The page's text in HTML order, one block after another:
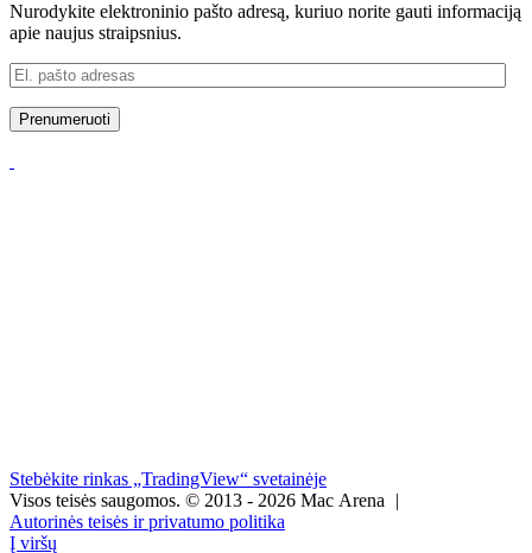
Nurodykite elektroninio pašto adresą, kuriuo norite gauti informaciją
apie naujus straipsnius.
El.
pašto
adresas
Prenumeruoti
Stebėkite rinkas „TradingView“ svetainėje
Visos teisės saugomos. © 2013 - 2026 Mac Arena
|
Autorinės teisės ir privatumo politika
Į viršų